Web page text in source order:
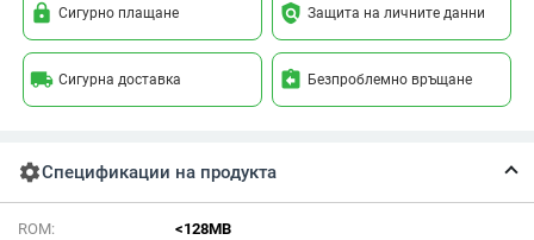
lock Сигурно плащане policy Защита на личните данни
local_shipping Сигурна доставка assignment_return Безпроблемно връщане
settingsСпецификации на продукта
ROM:
<128MB